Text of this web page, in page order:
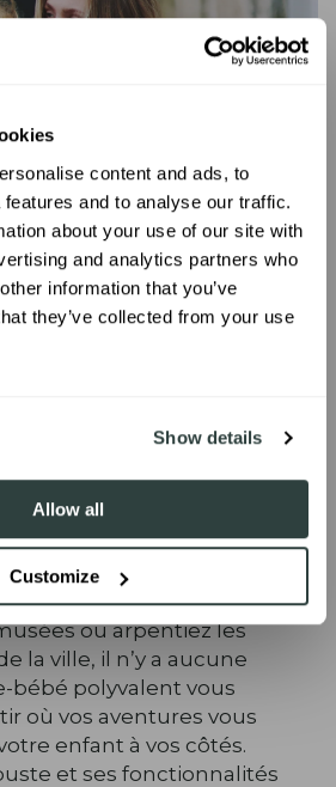
content and ads, to
and to analyse our traffic.
about your use of our site with
and analytics partners who
information that you’ve
they’ve collected from your use
Show details
Allow all
Customize
petit Wildride, les
infinies. Que vous alliez à
parcouriez des forêts,
ou arpentiez les
la ville, il n’y a aucune
bébé polyvalent vous
où vos aventures vous
enfant à vos côtés.
et ses fonctionnalités
10% OFF
10% off your first
order.